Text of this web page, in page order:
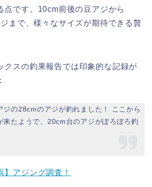
点です。10cm前後の豆アジから
まで、様々なサイズが期待できる贅
クスの釣果報告では印象的な記録が
ジの28cmのアジが釣れました！ ここから
来たようで、20cm台のアジがぽろぽろ釣
】アジング調査！